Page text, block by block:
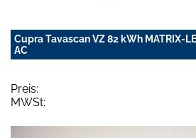
Cupra Tavascan VZ 82 kWh MATRIX-
AC
Preis:
MWSt: